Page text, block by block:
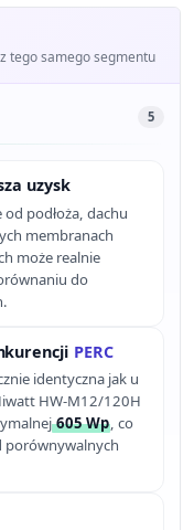
tego samego segmentu
5
uzysk
podłoża, dachu
membranach
może realnie
do
PERC
identyczna jak u
HW-M12/120H
605 Wp, co
porównywalnych